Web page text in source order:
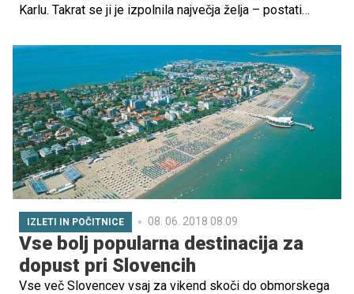
Karlu. Takrat se ji je izpolnila največja želja – postati
otroka.
IZLETI IN POČITNICE 08. 06. 2018 08.09
Vse bolj popularna destinacija za
dopust pri Slovencih
Vse več Slovencev vsaj za vikend skoči do obmorskega